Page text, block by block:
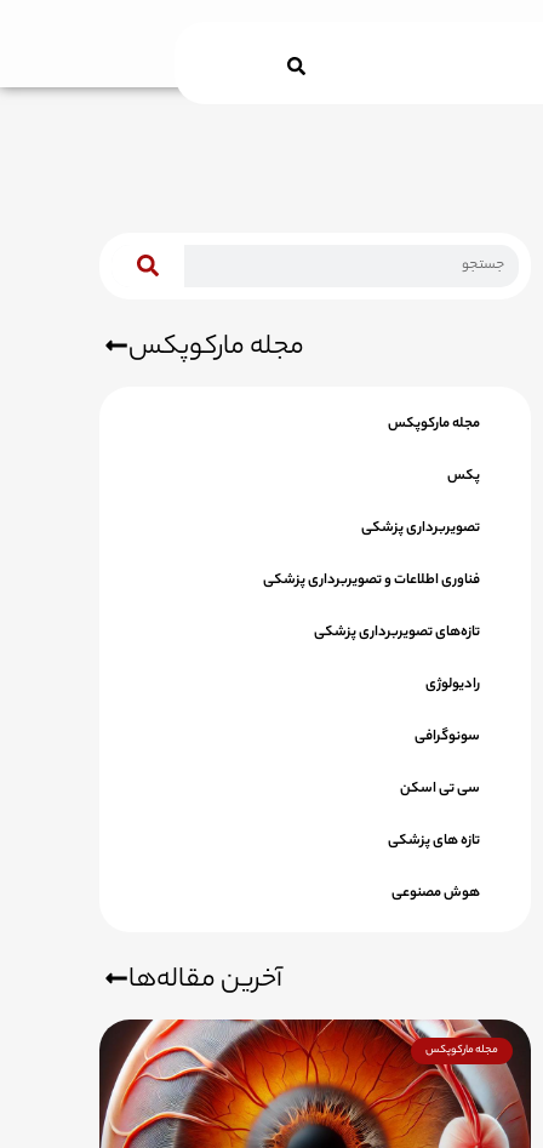
مجله مارکوپکس
مجله مارکوپکس
پکس
تصویربرداری پزشکی
فناوری اطلاعات و تصویربرداری پزشکی
تازه‌های تصویربرداری پزشکی
رادیولوژی
سونوگرافی
سی تی اسکن
تازه های پزشکی
هوش مصنوعی
آخرین مقاله‌ها
مجله مارکوپکس